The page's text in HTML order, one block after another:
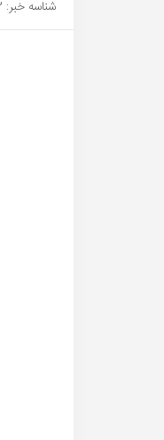
شناسه خبر: 3892